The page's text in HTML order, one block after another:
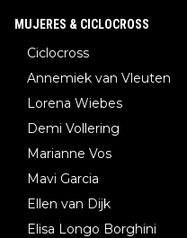
MUJERES & CICLOCROSS
Ciclocross
Annemiek van Vleuten
Lorena Wiebes
Demi Vollering
Marianne Vos
Mavi Garcia
Ellen van Dijk
Elisa Longo Borghini